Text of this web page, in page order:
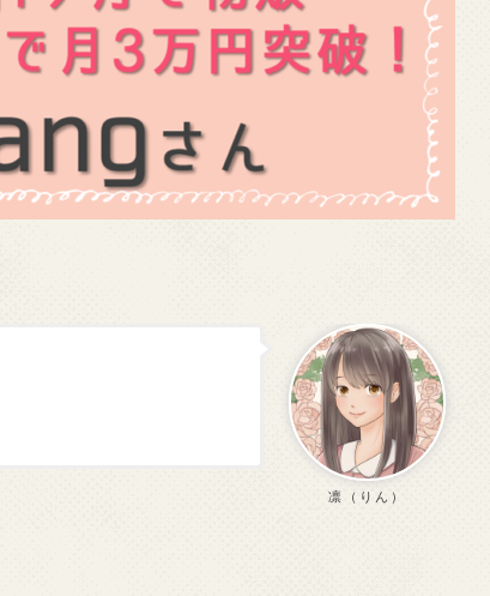
凛（りん）